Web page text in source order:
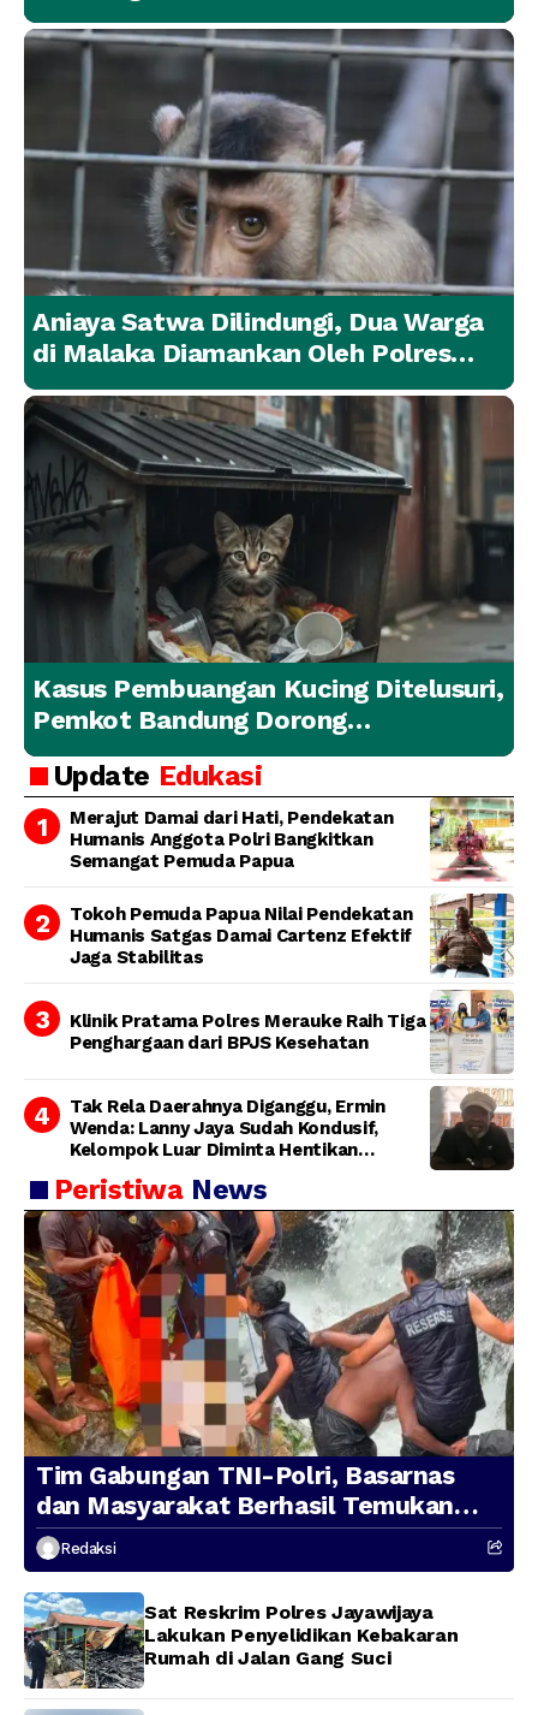
Lainnya Berangsur Membaik
Aniaya Satwa Dilindungi, Dua Warga
di Malaka Diamankan Oleh Polres
Malaka
Kasus Pembuangan Kucing Ditelusuri,
Pemkot Bandung Dorong
Penanganan Hewan yang
Bertanggung Jawab
Update Edukasi
Merajut Damai dari Hati, Pendekatan
Humanis Anggota Polri Bangkitkan
Semangat Pemuda Papua
Tokoh Pemuda Papua Nilai Pendekatan
Humanis Satgas Damai Cartenz Efektif
Jaga Stabilitas
Klinik Pratama Polres Merauke Raih Tiga
Penghargaan dari BPJS Kesehatan
Tak Rela Daerahnya Diganggu, Ermin
Wenda: Lanny Jaya Sudah Kondusif,
Kelompok Luar Diminta Hentikan
Peristiwa News
Tim Gabungan TNI-Polri, Basarnas
dan Masyarakat Berhasil Temukan
Presenter TVRI Papua Barat yang
Hilang di Sungai Memti
Redaksi
Sat Reskrim Polres Jayawijaya
Lakukan Penyelidikan Kebakaran
Rumah di Jalan Gang Suci